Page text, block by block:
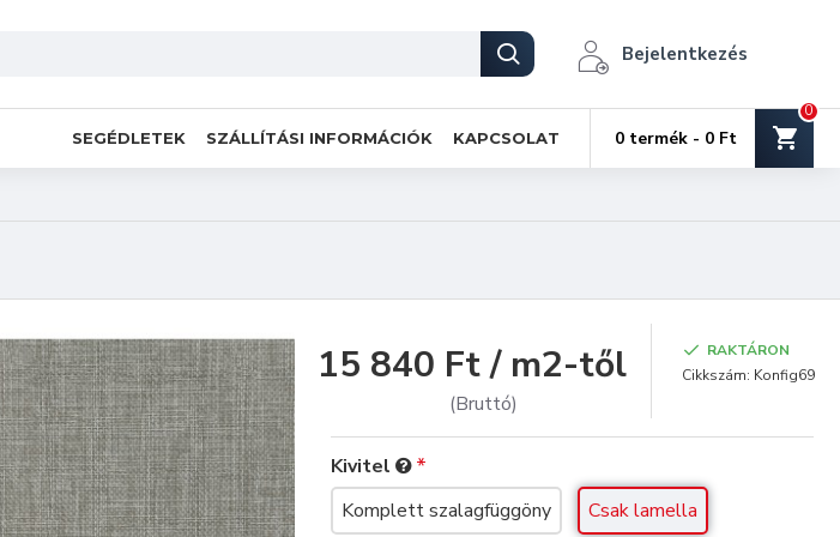
Bejelentkezés
SEGÉDLETEK SZÁLLÍTÁSI INFORMÁCIÓK KAPCSOLAT 0 termék - 0 Ft
0
15 840 Ft / m2-től
(Bruttó)
RAKTÁRON
Cikkszám: Konfig69
Kivitel
Komplett szalagfüggöny
Csak lamella